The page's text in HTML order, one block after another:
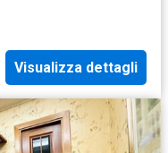
Visualizza dettagli